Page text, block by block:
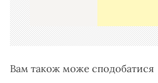
и
с
і
Вам також може сподобатися